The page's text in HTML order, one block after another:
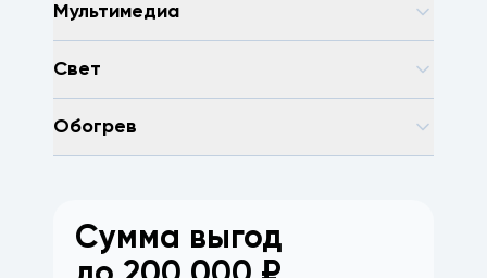
Мультимедиа
Свет
Обогрев
Сумма выгод